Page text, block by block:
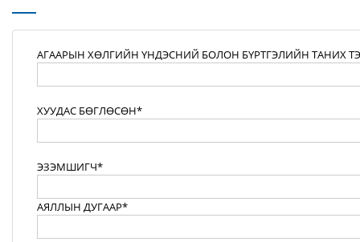
АГААРЫН ХӨЛГИЙН ҮНДЭСНИЙ БОЛОН БҮРТГЭЛИЙН ТАНИХ
ХУУДАС БӨГЛӨСӨН*
ЭЗЭМШИГЧ*
АЯЛЛЫН ДУГААР*